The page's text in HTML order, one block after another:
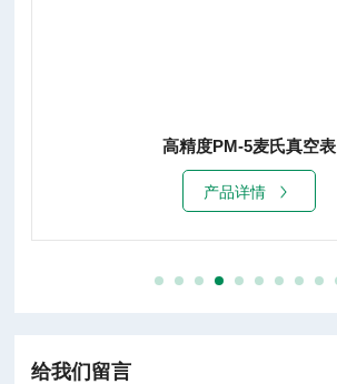
高精度PM-5麦氏真空表
产品详情
给我们留言